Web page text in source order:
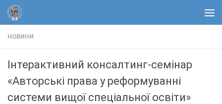
Skip to content
НОВИНИ
Інтерактивний консалтинг-семінар
«Авторські права у реформуванні
системи вищої спеціальної освіти»